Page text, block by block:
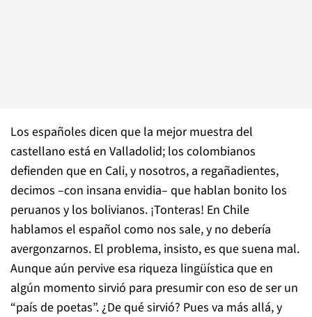
Los españoles dicen que la mejor muestra del
castellano está en Valladolid; los colombianos
defienden que en Cali, y nosotros, a regañadientes,
decimos –con insana envidia– que hablan bonito los
peruanos y los bolivianos. ¡Tonteras! En Chile
hablamos el español como nos sale, y no debería
avergonzarnos. El problema, insisto, es que suena mal.
Aunque aún pervive esa riqueza lingüística que en
algún momento sirvió para presumir con eso de ser un
“país de poetas”. ¿De qué sirvió? Pues va más allá, y